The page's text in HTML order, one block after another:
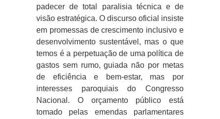
padecer de total paralisia técnica e de
visão estratégica. O discurso oficial insiste
em promessas de crescimento inclusivo e
desenvolvimento sustentável, mas o que
temos é a perpetuação de uma política de
gastos sem rumo, guiada não por metas
de eficiência e bem-estar, mas por
interesses paroquiais do Congresso
Nacional. O orçamento público está
tomado pelas emendas parlamentares